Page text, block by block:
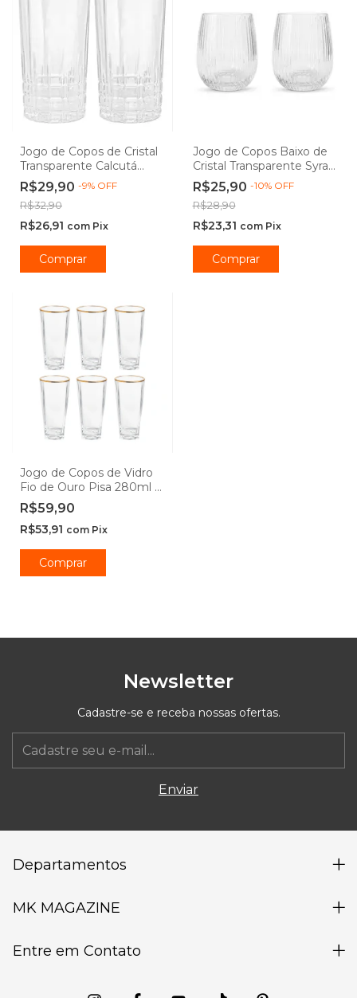
Jogo de Copos de Cristal
Transparente Calcutá
370ml - Lyor
R$29,90 -9% OFF
R$32,90
R$26,91 com Pix
Comprar
Jogo de Copos Baixo de
Cristal Transparente Syrah
Whisky 340ml - Lehaví
R$25,90 -10% OFF
R$28,90
R$23,31 com Pix
Comprar
Jogo de Copos de Vidro
Fio de Ouro Pisa 280ml 6
peças - Hauskraft
R$59,90
R$53,91 com Pix
Newsletter
Cadastre-se e receba nossas ofertas.
Departamentos
MK MAGAZINE
Entre em Contato